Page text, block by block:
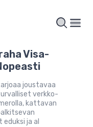
Visa-
joustavaa
verkko-
kattavan
ja al